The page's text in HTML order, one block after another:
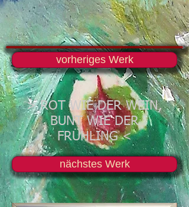
vorheriges Werk
> ROT WIE DER WEIN,
BUNT WIE DER
FRÜHLING <
nächstes Werk